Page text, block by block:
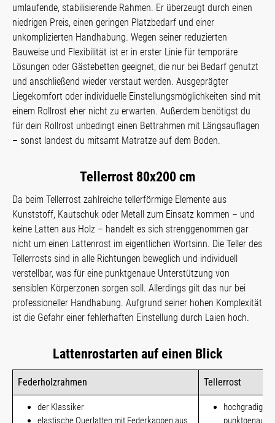
umlaufende, stabilisierende Rahmen. Er überzeugt durch einen
niedrigen Preis, einen geringen Platzbedarf und einer
unkomplizierten Handhabung. Wegen seiner reduzierten
Bauweise und Flexibilität ist er in erster Linie für temporäre
Lösungen oder Gästebetten geeignet, die nur bei Bedarf genutzt
und anschließend wieder verstaut werden. Ausgeprägter
Liegekomfort oder individuelle Einstellungsmöglichkeiten sind mit
einem Rollrost eher nicht zu erwarten. Außerdem benötigst du
für dein Rollrost unbedingt einen Bettrahmen mit Längsauflagen
– sonst landest du mitsamt Matratze auf dem Boden.
Tellerrost 80x200 cm
Da beim Tellerrost zahlreiche tellerförmige Elemente aus
Kunststoff, Kautschuk oder Metall zum Einsatz kommen – und
keine Latten aus Holz – handelt es sich strenggenommen gar
nicht um einen Lattenrost im eigentlichen Wortsinn. Die Teller des
Tellerrosts sind in alle Richtungen beweglich und individuell
verstellbar, was für eine punktgenaue Unterstützung von
sensiblen Körperzonen sorgen soll. Allerdings gilt das nur bei
professioneller Handhabung. Aufgrund seiner hohen Komplexität
ist die Gefahr einer fehlerhaften Einstellung durch Laien hoch.
Lattenrostarten auf einen Blick
Federholzrahmen Tellerrost
der Klassiker
elastische Querlatten mit Federkappen aus
hochgradig
punktgenaue